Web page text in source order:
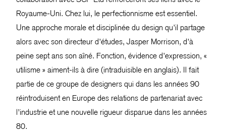
Royaume-Uni. Chez lui, le perfectionnisme est essentiel.
Une approche morale et disciplinée du design qu’il partage
alors avec son directeur d’études, Jasper Morrison, d’à
peine sept ans son aîné. Fonction, évidence d’expression, «
utilisme » aiment-ils à dire (intraduisible en anglais). Il fait
partie de ce groupe de designers qui dans les années 90
réintroduisent en Europe des relations de partenariat avec
l’industrie et une nouvelle rigueur disparue dans les années
80.